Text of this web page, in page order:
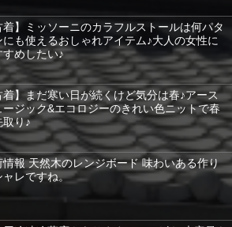
着】ミッソーニのカラフルストールは何パタ
にも使えるおしゃれアイテム♪大人の女性に
すめしたい♪
着】まだ寒い日が続くけど気分は春♪アース
ージック&エコロジーのきれい色ニットで春
取り♪
情報 天然木のレンジボード 味わいある作り
ャレですね。